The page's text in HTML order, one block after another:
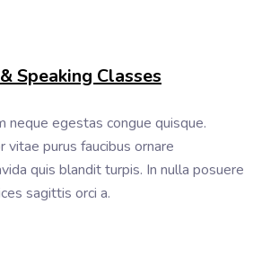
Speaking Classes
neque egestas congue quisque.
purus faucibus ornare
quis blandit turpis. In nulla posuere
sagittis orci a.